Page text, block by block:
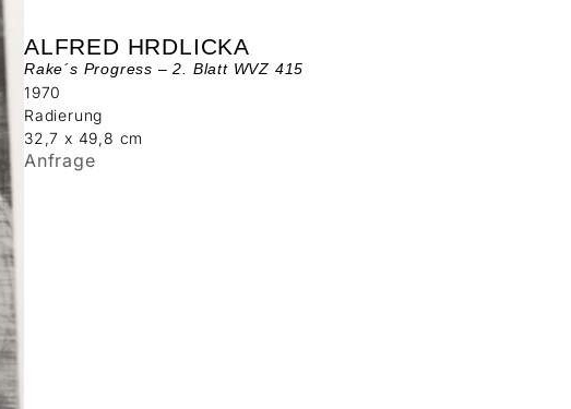
ALFRED HRDLICKA
Rake´s Progress – 2. Blatt WVZ 415
1970
Radierung
32,7 x 49,8 cm
Anfrage